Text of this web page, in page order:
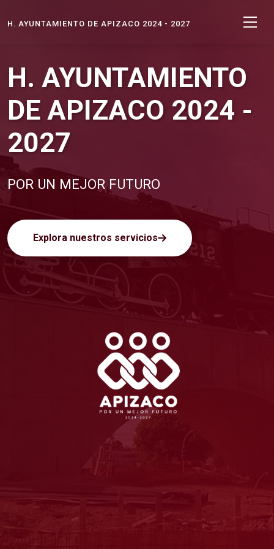
H. AYUNTAMIENTO DE APIZACO 2024 - 2027
H. AYUNTAMIENTO
DE APIZACO 2024 -
2027
POR UN MEJOR FUTURO
Explora nuestros servicios